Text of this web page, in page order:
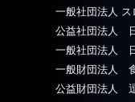
一般社団法人 ス
公益社団法人
一般社団法人
一般財団法人
公益財団法人